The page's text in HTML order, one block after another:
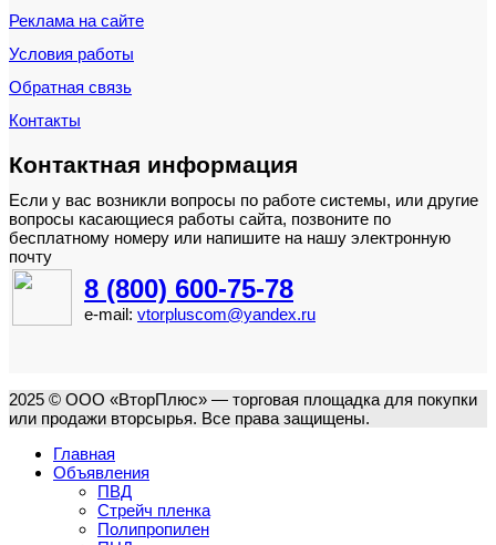
Реклама на сайте
Условия работы
Обратная связь
Контакты
Контактная информация
Если у вас возникли вопросы по работе системы, или другие
вопросы касающиеся работы сайта, позвоните по
бесплатному номеру или напишите на нашу электронную
почту
8 (800) 600-75-78
e-mail: vtorpluscom@yandex.ru
2025 © ООО «ВторПлюс» — торговая площадка для покупки
или продажи вторсырья. Все права защищены.
Главная
Объявления
ПВД
Стрейч пленка
Полипропилен